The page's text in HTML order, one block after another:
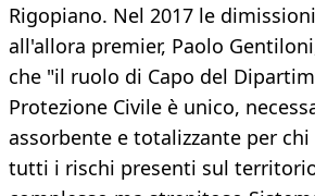
Rigopiano. Nel 2017 le
all'allora premier, Paolo
che "il ruolo di Capo del
Protezione Civile è unico,
assorbente e totalizzante per
tutti i rischi presenti sul